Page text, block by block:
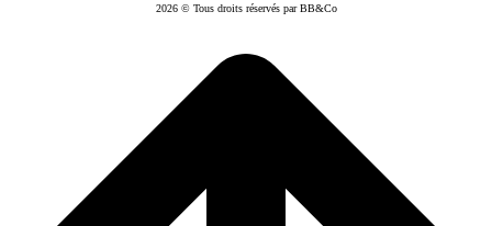
2026 © Tous droits réservés par BB&Co